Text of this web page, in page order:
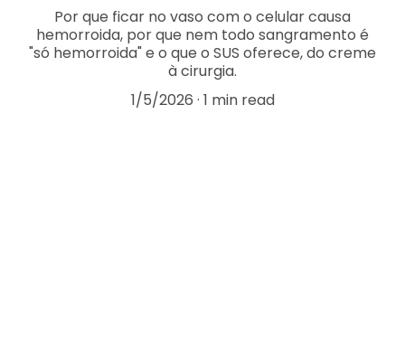
Por que ficar no vaso com o celular causa
hemorroida, por que nem todo sangramento é
"só hemorroida" e o que o SUS oferece, do creme
à cirurgia.
1/5/2026 1 min read